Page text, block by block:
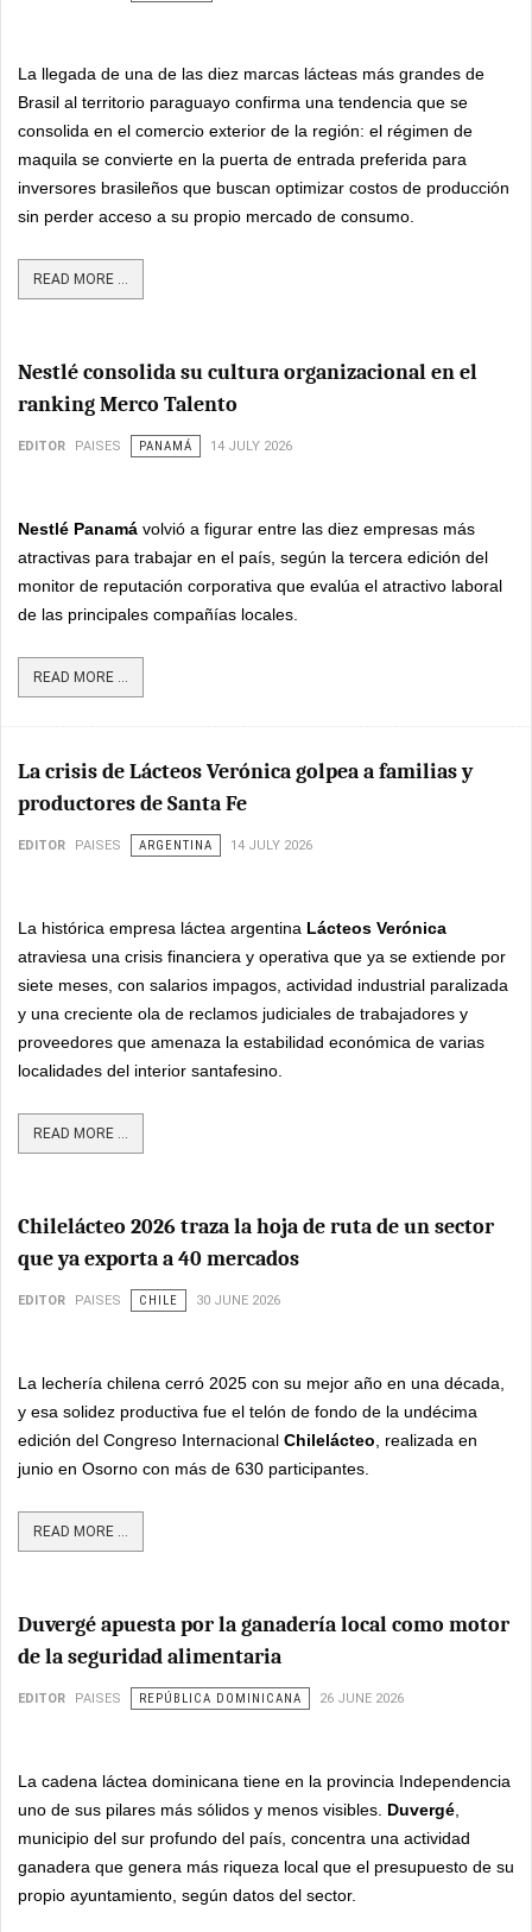
La llegada de una de las diez marcas lácteas más grandes de
Brasil al territorio paraguayo confirma una tendencia que se
consolida en el comercio exterior de la región: el régimen de
maquila se convierte en la puerta de entrada preferida para
inversores brasileños que buscan optimizar costos de producción
sin perder acceso a su propio mercado de consumo.
READ MORE ...
Nestlé consolida su cultura organizacional en el
ranking Merco Talento
EDITOR PAISES PANAMÁ 14 JULY 2026
Nestlé Panamá volvió a figurar entre las diez empresas más
atractivas para trabajar en el país, según la tercera edición del
monitor de reputación corporativa que evalúa el atractivo laboral
de las principales compañías locales.
READ MORE ...
La crisis de Lácteos Verónica golpea a familias y
productores de Santa Fe
EDITOR PAISES ARGENTINA 14 JULY 2026
La histórica empresa láctea argentina Lácteos Verónica
atraviesa una crisis financiera y operativa que ya se extiende por
siete meses, con salarios impagos, actividad industrial paralizada
y una creciente ola de reclamos judiciales de trabajadores y
proveedores que amenaza la estabilidad económica de varias
localidades del interior santafesino.
READ MORE ...
Chilelácteo 2026 traza la hoja de ruta de un sector
que ya exporta a 40 mercados
EDITOR PAISES CHILE 30 JUNE 2026
La lechería chilena cerró 2025 con su mejor año en una década,
y esa solidez productiva fue el telón de fondo de la undécima
edición del Congreso Internacional Chilelácteo , realizada en
junio en Osorno con más de 630 participantes.
READ MORE ...
Duvergé apuesta por la ganadería local como motor
de la seguridad alimentaria
EDITOR PAISES REPÚBLICA DOMINICANA 26 JUNE 2026
La cadena láctea dominicana tiene en la provincia Independencia
uno de sus pilares más sólidos y menos visibles. Duvergé
municipio del sur profundo del país, concentra una actividad
ganadera que genera más riqueza local que el presupuesto de su
propio ayuntamiento, según datos del sector.